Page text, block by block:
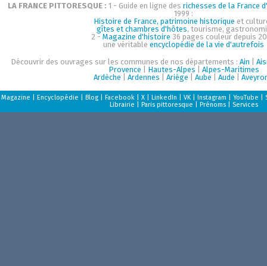
LA FRANCE PITTORESQUE : 1 - Guide en ligne des richesses de la France
1999 :
Histoire de France, patrimoine historique et
gîtes et chambres d'hôtes, tourisme,
2 - Magazine d'histoire 36 pages couleur depuis
une véritable encyclopédie de la vie d'autrefois
Découvrir des ouvrages sur les communes de nos départements : Ain
Provence
Hautes-Alpes
Alpes-Maritimes
Ardèche
Ardennes Ariège Aube Aude
Magazine Encyclopédie Blog| Facebook| X| LinkedIn VK| Instagram YouTube
Librairie
Paris pittoresque Prénoms| Services